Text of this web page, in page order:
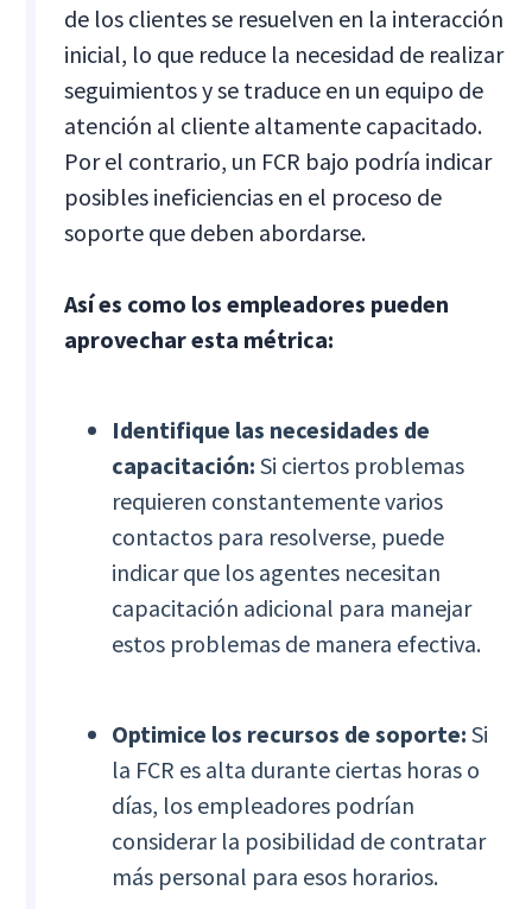
de los clientes se resuelven en la interacción
inicial, lo que reduce la necesidad de realizar
seguimientos y se traduce en un equipo de
atención al cliente altamente capacitado.
Por el contrario, un FCR bajo podría indicar
posibles ineficiencias en el proceso de
soporte que deben abordarse.
Así es como los empleadores pueden
aprovechar esta métrica:
Identifique las necesidades de
capacitación: Si ciertos problemas
requieren constantemente varios
contactos para resolverse, puede
indicar que los agentes necesitan
capacitación adicional para manejar
estos problemas de manera efectiva.
Optimice los recursos de soporte:Si
la FCR es alta durante ciertas horas o
días, los empleadores podrían
considerar la posibilidad de contratar
más personal para esos horarios.